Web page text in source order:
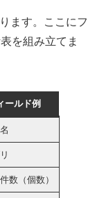
ます。ここにフ
を組み立てま
ールド例
数（個数）